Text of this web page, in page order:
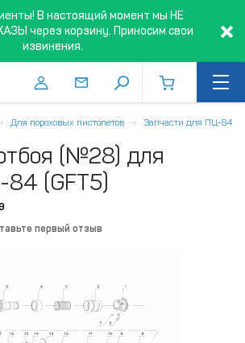
В настоящий момент мы НЕ
через корзину. Приносим свои
извинения.
Для пороховых пистолетов Запчасти для ПЦ-84
(№28) для
84 (GFT5)
первый отзыв